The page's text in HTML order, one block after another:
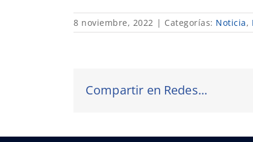
8 noviembre, 2022 | Categorías: Noticia,
Compartir en Redes...